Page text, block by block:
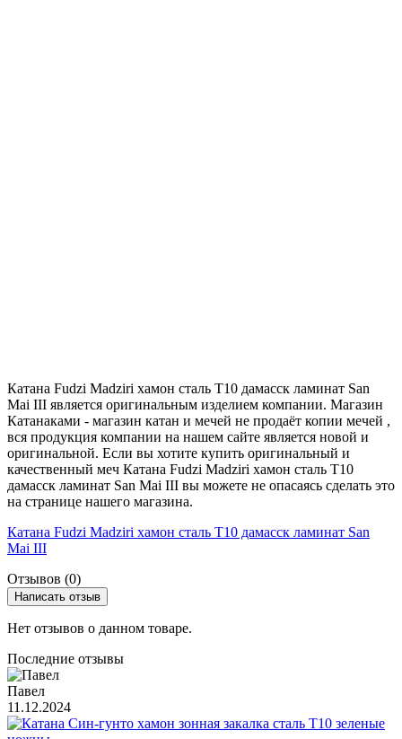
Катана Fudzi Madziri хамон сталь T10 дамасск ламинат San
Mai III является оригинальным изделием компании. Магазин
Катанаками - магазин катан и мечей не продаёт копии мечей ,
вся продукция компании на нашем сайте является новой и
оригинальной. Если вы хотите купить оригинальный и
качественный меч Катана Fudzi Madziri хамон сталь T10
дамасск ламинат San Mai III вы можете не опасаясь сделать это
на странице нашего магазина.
Катана Fudzi Madziri хамон сталь T10 дамасск ламинат San
Mai III
Отзывов (0)
Написать отзыв
Нет отзывов о данном товаре.
Последние отзывы
Павел
11.12.2024